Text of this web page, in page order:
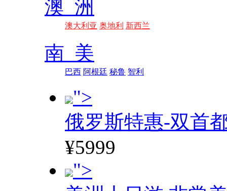
澳 洲
澳大利亚 奥地利 新西兰
南 美
巴西 阿根廷 秘鲁 智利
">
俄罗斯特惠-双首
¥5999
">